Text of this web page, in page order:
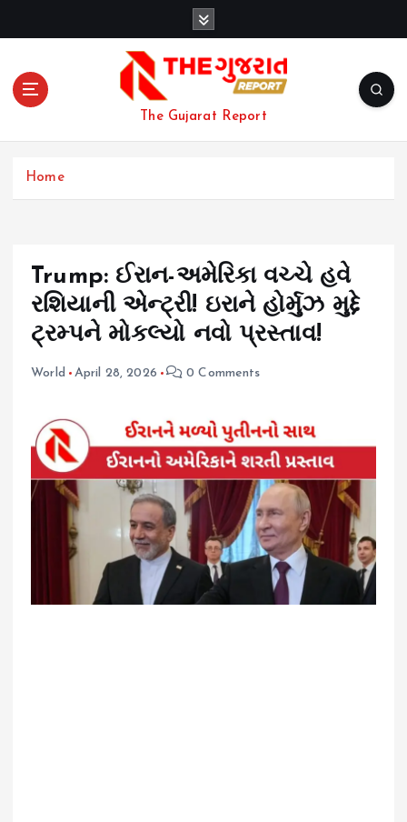
The Gujarat Report
Home
Trump: ઈરાન-અમેરિકા વચ્ચે હવે
રશિયાની એન્ટ્રી! ઇરાને હોર્મુઝ મુદ્દે
ટ્રમ્પને મોકલ્યો નવો પ્રસ્તાવ!
World April 28, 2026 0 Comments